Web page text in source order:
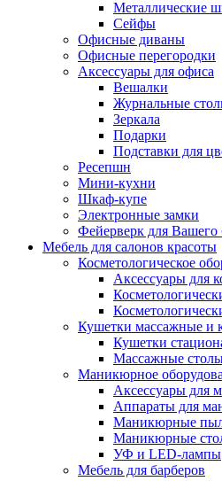
Металлические
Сейфы
Офисные диваны
Офисные перегородки
Аксессуары для офиса
Вешалки
Журнальные
Зеркала
Подарки
Подставки для
Ресепшн
Мини-кухни
Шкаф-купе
Электронные замки
Фейерверк для Вашего
Мебель для салонов красоты
Косметологическое
Аксессуары для
Кушетки массажные и
Кушетки
Массажные
Маникюрное
Аксессуары для
Аппараты для
Маникюрные
Маникюрные
УФ и LED-лампы
Мебель для барберов